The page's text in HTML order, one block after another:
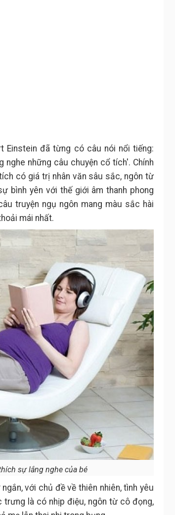
Einstein đã từng có câu nói nổi tiếng:
những câu chuyện cổ tích'. Chính
có giá trị nhân văn sâu sắc, ngôn từ
bình yên với thế giới âm thanh phong
truyện ngụ ngôn mang màu sắc hài
mái nhất.
sự lắng nghe của bé
với chủ đề về thiên nhiên, tình yêu
là có nhịp điệu, ngôn từ cô đọng,